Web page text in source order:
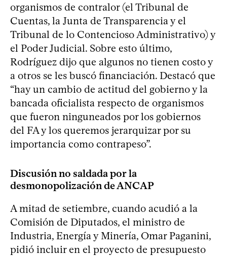
organismos de contralor (el Tribunal de
Cuentas, la Junta de Transparencia y el
Tribunal de lo Contencioso Administrativo) y
el Poder Judicial. Sobre esto último,
Rodríguez dijo que algunos no tienen costo y
a otros se les buscó financiación. Destacó que
“hay un cambio de actitud del gobierno y la
bancada oficialista respecto de organismos
que fueron ninguneados por los gobiernos
del FA y los queremos jerarquizar por su
importancia como contrapeso”.
Discusión no saldada por la
desmonopolización de ANCAP
A mitad de setiembre, cuando acudió a la
Comisión de Diputados, el ministro de
Industria, Energía y Minería, Omar Paganini,
pidió incluir en el proyecto de presupuesto